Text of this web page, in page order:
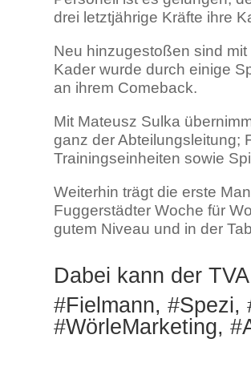
drei letztjährige Kräfte ihre
Neu hinzugestoßen sind
Kader wurde durch einige
an ihrem Comeback.
Mit Mateusz Sulka
ganz der Abteilungsleitung;
Trainingseinheiten sowie
Weiterhin trägt die erste
Fuggerstädter Woche für
gutem Niveau und in der
Dabei kann der
#Fielmann, #Spezi,
#WörleMarketing,